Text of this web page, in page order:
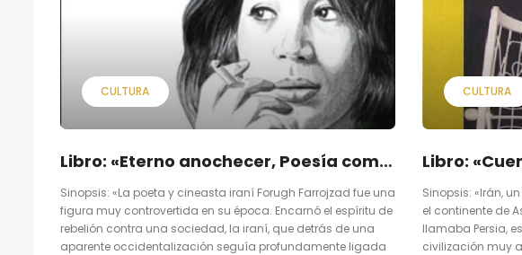
CULTURA
Libro: «Eterno anochecer, Poesía completa» de Forugh Farrojzad
Sinopsis: «La poeta y cineasta iraní Forugh Farrojzad fue una
figura muy controvertida en su época. Encarnó el espíritu de
rebelión contra una sociedad, la iraní, que detrás de una
aparente occidentalización seguía profundamente ligada
CULTURA
Sinopsis: «Irán,
el continente de
llamaba Persia,
civilización muy